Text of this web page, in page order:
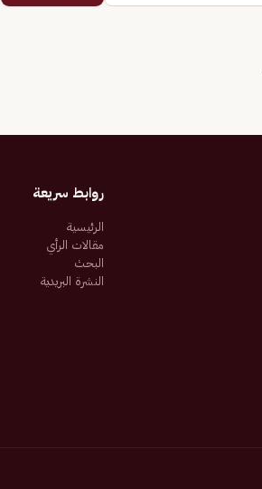
روابط سريعة
الرئيسية
مقالات الرأي
البحث
النشرة البريدية